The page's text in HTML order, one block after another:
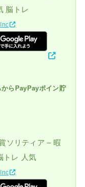
脳トレ
らPayPayポイン貯
ソリティア – 暇
トレ 人気